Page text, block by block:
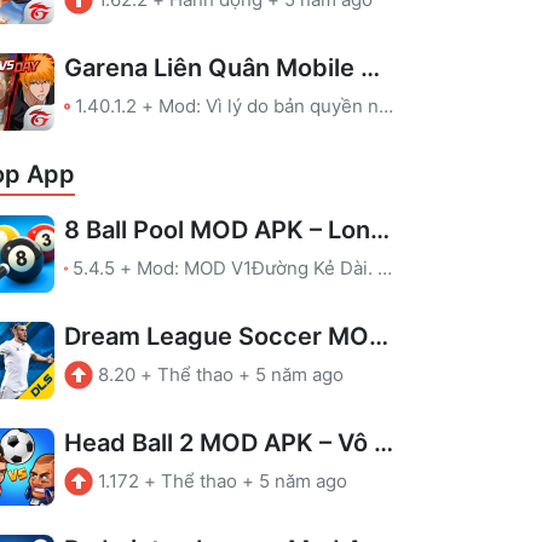
Garena Liên Quân Mobile MOD APK – Map, Full Skin
1.40.1.2 + Mod: Vì lý do bản quyền nên chúng tôi đã gỡ file MOD của game này. Bạn có thể ủng hộ nhà phát triển qua link tải ở Google Play.
App
8 Ball Pool MOD APK – Long Lines
5.4.5 + Mod: MOD V1Đường Kẻ Dài. Chơi cẩn thận, để tránh bị cấm!MOD V2Hiển thị hướng dẫn kẻ trong phòng không có hướng dẫn.MOD V3Hiển thị hướng dẫn kẻ trong phòng không có hướng dẫn.Chống cấmLeague được kích hoạt
Dream League Soccer MOD APK – Vô hạn tiền
8.20 + Thể thao + 5 năm ago
Head Ball 2 MOD APK – Vô hạn tiền
1.172 + Thể thao + 5 năm ago